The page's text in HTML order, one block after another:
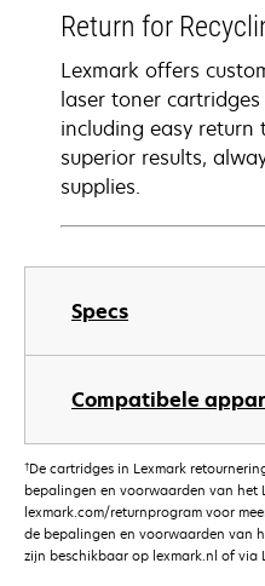
Specs
Compatibele
Return for
Lexmark offers
laser toner
including easy return
superior results,
supplies.
†De cartridges in Lexmark
bepalingen en voorwaarden van het
lexmark.com/returnprogram voor
de bepalingen en voorwaarden van
zijn beschikbaar op lexmark.nl of via